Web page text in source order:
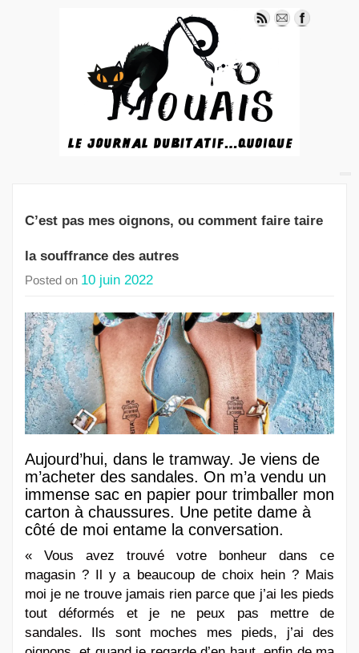
C’est pas mes oignons, ou comment faire taire
la souffrance des autres
Posted on 10 juin 2022
Aujourd’hui, dans le tramway. Je viens de
m’acheter des sandales. On m’a vendu un
immense sac en papier pour trimballer mon
carton à chaussures. Une petite dame à
côté de moi entame la conversation.
« Vous avez trouvé votre bonheur dans ce
magasin ? Il y a beaucoup de choix hein ? Mais
moi je ne trouve jamais rien parce que j’ai les pieds
tout déformés et je ne peux pas mettre de
sandales. Ils sont moches mes pieds, j’ai des